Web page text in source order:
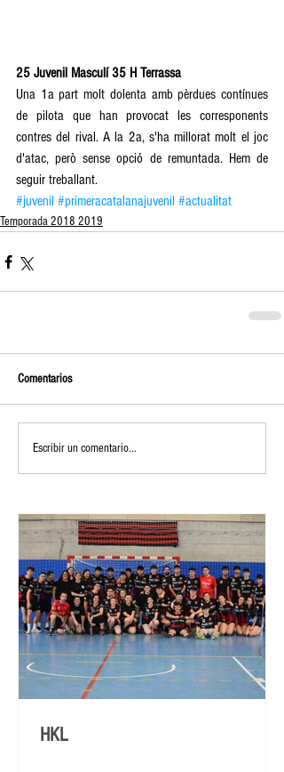
25 Juvenil Masculí 35 H Terrassa
Una 1a part molt dolenta amb pèrdues contínues
de pilota que han provocat les corresponents
contres del rival. A la 2a, s'ha millorat molt el joc
d'atac, però sense opció de remuntada. Hem de
seguir treballant.
#juvenil #primeracatalanajuvenil #actualitat
Temporada 2018 2019
Comentarios
Escribir un comentario...
HKL